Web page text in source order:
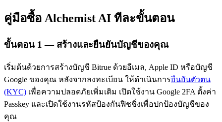
พันธมิตร Bitrue
คู่มือซื้อ Alchemist AI ทีละขั้นตอน
ขั้นตอน 1 — สร้างและยืนยันบัญชีของคุณ
เริ่มต้นด้วยการสร้างบัญชี Bitrue ด้วยอีเมล, Apple ID หรือบัญชี
Google ของคุณ หลังจากลงทะเบียน ให้ดำเนินการยืนยันตัวตน
(KYC) เพื่อความปลอดภัยเพิ่มเติม เปิดใช้งาน Google 2FA ตั้งค่า
Passkey และเปิดใช้งานรหัสป้องกันฟิชชิ่งเพื่อปกป้องบัญชีของ
คุณ